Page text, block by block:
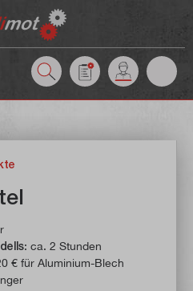
: ca. 2 Stunden
€ für Aluminium-Blech